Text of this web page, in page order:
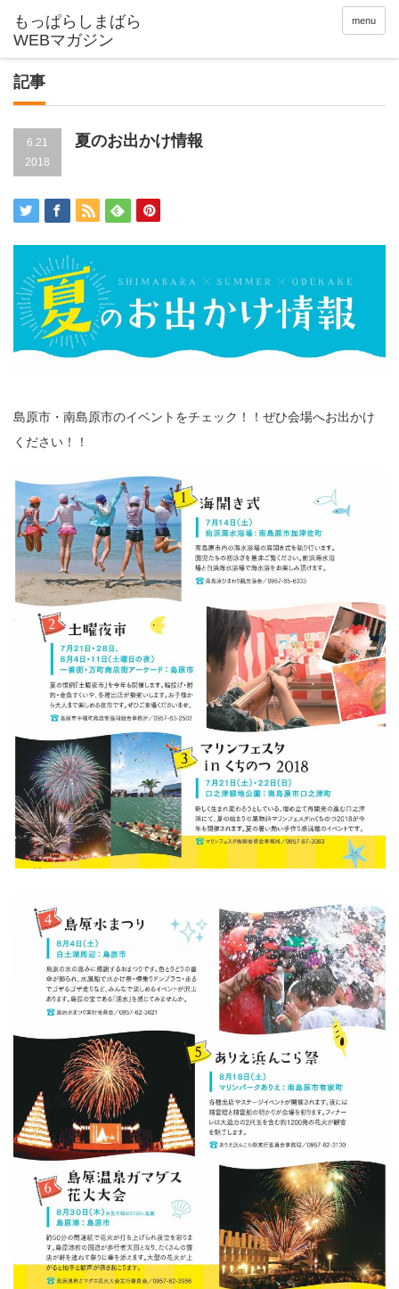
menu
記事
6.21
2018
夏のお出かけ情報
島原市・南島原市のイベントをチェック！！ぜひ会場へお出かけ
ください！！